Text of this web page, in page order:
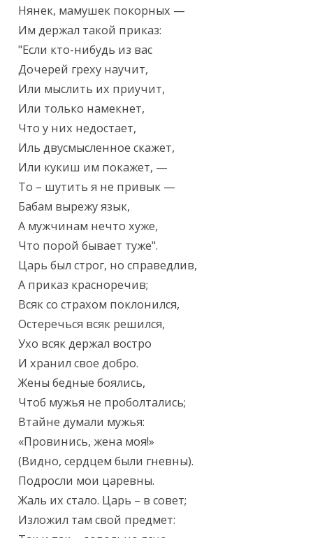
Нянек, мамушек покорных —
Им держал такой приказ:
"Если кто-нибудь из вас
Дочерей греху научит,
Или мыслить их приучит,
Или только намекнет,
Что у них недостает,
Иль двусмысленное скажет,
Или кукиш им покажет, —
То – шутить я не привык —
Бабам вырежу язык,
А мужчинам нечто хуже,
Что порой бывает туже".
Царь был строг, но справедлив,
А приказ красноречив;
Всяк со страхом поклонился,
Остеречься всяк решился,
Ухо всяк держал востро
И хранил свое добро.
Жены бедные боялись,
Чтоб мужья не проболтались;
Втайне думали мужья:
«Провинись, жена моя!»
(Видно, сердцем были гневны).
Подросли мои царевны.
Жаль их стало. Царь – в совет;
Изложил там свой предмет: